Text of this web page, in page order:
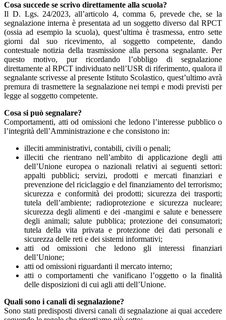
Cosa succede se scrivo direttamente alla scuola?
Il D. Lgs. 24/2023, all’articolo 4, comma 6, prevede che, se la
segnalazione interna è presentata ad un soggetto diverso dal RPCT
(ossia ad esempio la scuola), quest’ultima è trasmessa, entro sette
giorni dal suo ricevimento, al soggetto competente, dando
contestuale notizia della trasmissione alla persona segnalante. Per
questo motivo, pur ricordando l’obbligo di segnalazione
direttamente al RPCT individuato nell’USR di riferimento, qualora il
segnalante scrivesse al presente Istituto Scolastico, quest’ultimo avrà
premura di trasmettere la segnalazione nei tempi e modi previsti per
legge al soggetto competente.
Cosa si può segnalare?
Comportamenti, atti od omissioni che ledono l’interesse pubblico o
l’integrità dell’Amministrazione e che consistono in:
illeciti amministrativi, contabili, civili o penali;
illeciti che rientrano nell’ambito di applicazione degli atti
dell’Unione europea o nazionali relativi ai seguenti settori:
appalti pubblici; servizi, prodotti e mercati finanziari e
prevenzione del riciclaggio e del finanziamento del terrorismo;
sicurezza e conformità dei prodotti; sicurezza dei trasporti;
tutela dell’ambiente; radioprotezione e sicurezza nucleare;
sicurezza degli alimenti e dei -mangimi e salute e benessere
degli animali; salute pubblica; protezione dei consumatori;
tutela della vita privata e protezione dei dati personali e
sicurezza delle reti e dei sistemi informativi;
atti od omissioni che ledono gli interessi finanziari
dell’Unione;
atti od omissioni riguardanti il mercato interno;
atti o comportamenti che vanificano l’oggetto o la finalità
delle disposizioni di cui agli atti dell’Unione.
Quali sono i canali di segnalazione?
Sono stati predisposti diversi canali di segnalazione ai quai accedere